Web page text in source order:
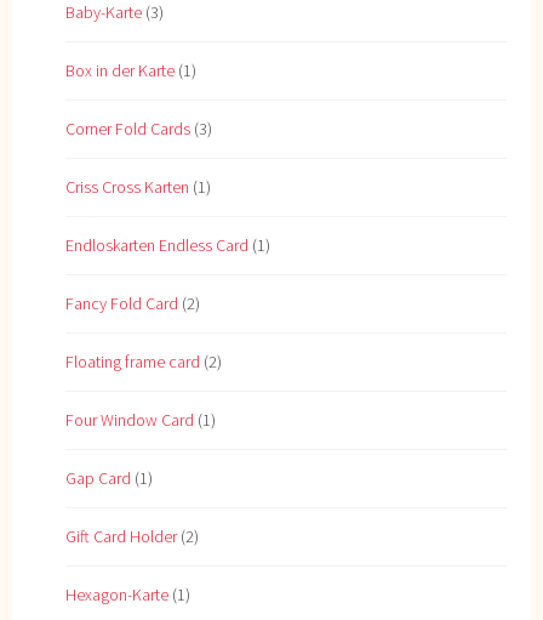
Baby-Karte (3)
Box in der Karte (1)
Corner Fold Cards (3)
Criss Cross Karten (1)
Endloskarten Endless Card (1)
Fancy Fold Card (2)
Floating frame card (2)
Four Window Card (1)
Gap Card (1)
Gift Card Holder(2)
Hexagon-Karte (1)